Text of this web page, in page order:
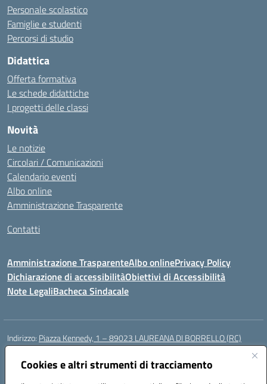
Cookies e altri strumenti di tracciamento
Personale scolastico
Famiglie e studenti
Percorsi di studio
Didattica
Offerta formativa
Le schede didattiche
I progetti delle classi
Novità
Le notizie
Circolari / Comunicazioni
Calendario eventi
Albo online
Amministrazione Trasparente
Contatti
Amministrazione TrasparenteAlbo onlinePrivacy Policy
Dichiarazione di accessibilitàObiettivi di Accessibilità
Note LegaliBacheca Sindacale
Indirizzo: Piazza Kennedy, 1 – 89023 LAUREANA DI BORRELLO (RC)
Centralino:
Posta elettronica certificata (PEC):rcic84800t@pec.istruzione.it